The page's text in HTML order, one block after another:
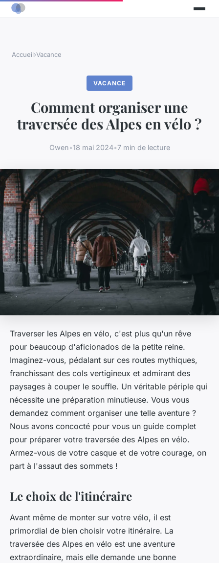
Accueil›Vacance
VACANCE
Comment organiser une
traversée des Alpes en vélo ?
Owen•18 mai 2024•7 min de lecture
Traverser les Alpes en vélo, c'est plus qu'un rêve
pour beaucoup d'aficionados de la petite reine.
Imaginez-vous, pédalant sur ces routes mythiques,
franchissant des cols vertigineux et admirant des
paysages à couper le souffle. Un véritable périple qui
nécessite une préparation minutieuse. Vous vous
demandez comment organiser une telle aventure ?
Nous avons concocté pour vous un guide complet
pour préparer votre traversée des Alpes en vélo.
Armez-vous de votre casque et de votre courage, on
part à l'assaut des sommets !
Le choix de l'itinéraire
Avant même de monter sur votre vélo, il est
primordial de bien choisir votre itinéraire. La
traversée des Alpes en vélo est une aventure
extraordinaire, mais elle demande une bonne